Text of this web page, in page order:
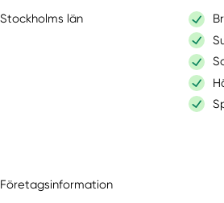
Stockholms län
Företagsinformation